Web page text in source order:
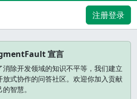
注册登录
宣言
消除开发领域的知识不平等，我们建立
放式协作的问答社区。欢迎你加入贡献
的智慧。